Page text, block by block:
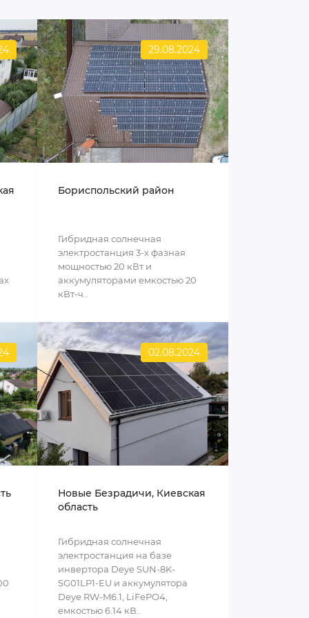
29.08.2024
Бориспольский район
Гибридная солнечная
электростанция 3-х фазная
мощностью 20 кВт и
аккумуляторами емкостью 20
кВт-ч..
02.08.2024
Новые Безрадичи, Киевская
область
Гибридная солнечная
электростанция на базе
инвертора Deye SUN-8K-
SG01LP1-EU и аккумулятора
Deye RW-M6.1, LiFePO4,
емкостью 6.14 кВ..